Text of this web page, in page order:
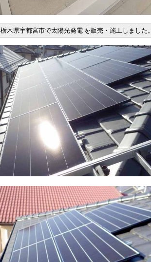
栃木県宇都宮市で太陽光発電 を販売・施工しました。